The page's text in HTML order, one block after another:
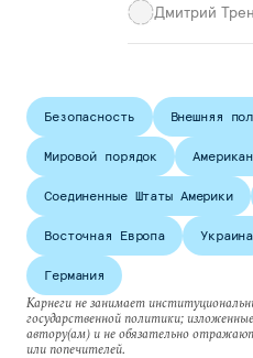
Дмитрий
Безопасность Внешняя
Мировой порядок
Соединенные Штаты Америки
Восточная Европа Украина
Германия
Карнеги не занимает
государственной политики;
автору(ам) и не обязательно
или попечителей.